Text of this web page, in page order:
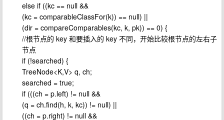
else if ((kc == null &&
(kc = comparableClassFor(k)) == null) ||
(dir = compareComparables(kc, k, pk)) == 0) {
//根节点的 key 和要插入的 key 不同，开始比较根节点的左右子
节点
if (!searched) {
TreeNode<K,V> q, ch;
searched = true;
if (((ch = p.left) != null &&
(q = ch.find(h, k, kc)) != null) ||
((ch = p.right) != null &&